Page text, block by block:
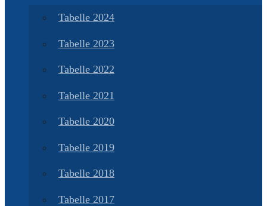
Tabelle 2024
Tabelle 2023
Tabelle 2022
Tabelle 2021
Tabelle 2020
Tabelle 2019
Tabelle 2018
Tabelle 2017